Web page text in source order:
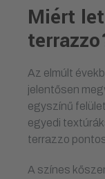
Miért
Az elmúlt
jelentősen
egyszínű
egyedi
terrazzo
A színes